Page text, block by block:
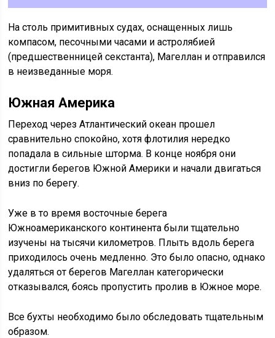
На столь примитивных судах, оснащенных лишь
компасом, песочными часами и астролябией
(предшественницей секстанта), Магеллан и отправился
в неизведанные моря.
Южная Америка
Переход через Атлантический океан прошел
сравнительно спокойно, хотя флотилия нередко
попадала в сильные шторма. В конце ноября они
достигли берегов Южной Америки и начали двигаться
вниз по берегу.
Уже в то время восточные берега
Южноамериканского континента были тщательно
изучены на тысячи километров. Плыть вдоль берега
приходилось очень медленно. Это было опасно, однако
удаляться от берегов Магеллан категорически
отказывался, боясь пропустить пролив в Южное море.
Все бухты необходимо было обследовать тщательным
образом.